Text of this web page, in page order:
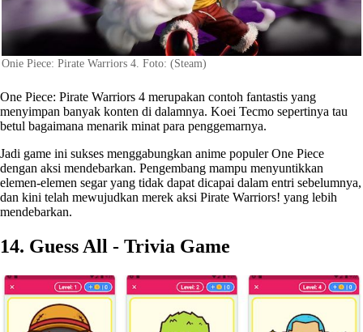
Onie Piece: Pirate Warriors 4. Foto: (Steam)
One Piece: Pirate Warriors 4 merupakan contoh fantastis yang
menyimpan banyak konten di dalamnya. Koei Tecmo sepertinya tau
betul bagaimana menarik minat para penggemarnya.
Jadi game ini sukses menggabungkan anime populer One Piece
dengan aksi mendebarkan. Pengembang mampu menyuntikkan
elemen-elemen segar yang tidak dapat dicapai dalam entri sebelumnya,
dan kini telah mewujudkan merek aksi Pirate Warriors! yang lebih
mendebarkan.
14. Guess All - Trivia Game